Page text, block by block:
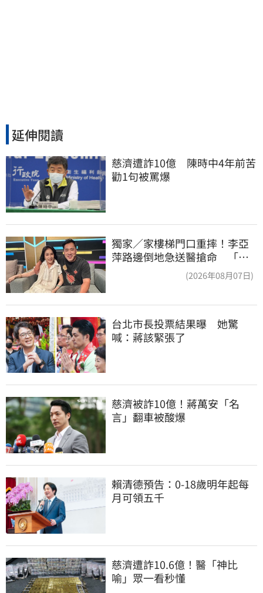
延伸閱讀
慈濟遭詐10億　陳時中4年前苦
勸1句被罵爆
獨家／家樓梯門口重摔！李亞
萍路邊倒地急送醫搶命 「最
(2026年08月07日)
台北市長投票結果曝　她驚
喊：蔣該緊張了
慈濟被詐10億！蔣萬安「名
言」翻車被酸爆
賴清德預告：0-18歲明年起每
月可領五千
慈濟遭詐10.6億！醫「神比
喻」眾一看秒懂